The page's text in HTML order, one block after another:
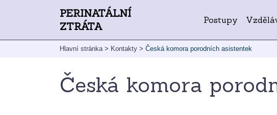
PERINATÁLNÍ
ZTRÁTA
Postupy
Hlavní stránka> Kontakty > Česká komora porodních asistentek
Česká komora